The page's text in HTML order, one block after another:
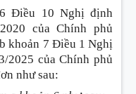
Điều 10 Nghị định
của Chính phủ
khoản 7 Điều 1 Nghị
2025 của Chính phủ
như sau: